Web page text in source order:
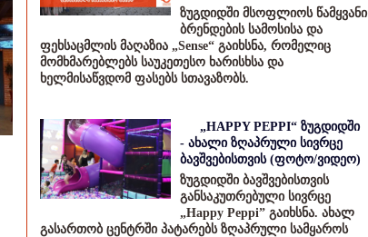
ზუგდიდში მსოფლიოს წამყვანი
ბრენდების სამოსისა და
ფეხსაცმლის მაღაზია „Sense“ გაიხსნა, რომელიც
მომხმარებლებს საუკეთესო ხარისხსა და
ხელმისაწვდომ ფასებს სთავაზობს.
„HAPPY PEPPI“ ზუგდიდში
- ახალი ზღაპრული სივრცე
ბავშვებისთვის (ფოტო/ვიდეო)
ზუგდიდში ბავშვებისთვის
განსაკუთრებული სივრცე
„Happy Peppi” გაიხსნა. ახალ
გასართობ ცენტრში პატარებს ზღაპრული სამყაროს